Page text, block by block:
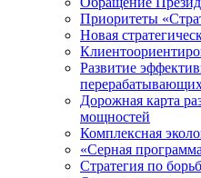
Приоритеты
Новая
Развитие
Дорожная карта
мощностей
Комплексная
«Серная
Стратегия по